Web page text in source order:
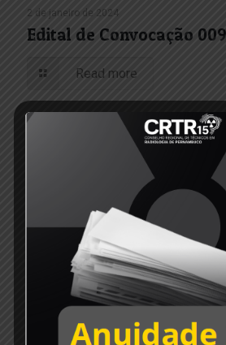
2 de janeiro de 2024
Edital de Convocação
Read more
6 de dezembro de 2023
Edital de convocação
Read more